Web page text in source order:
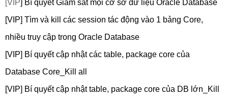
[VIP] Bí quyết Giám sát mọi cơ sở dữ liệu Oracle Database
[VIP] Tìm và kill các session tác động vào 1 bảng Core,
nhiều truy cập trong Oracle Database
[VIP] Bí quyết cập nhật các table, package core của
Database Core_Kill all
[VIP] Bí quyết cập nhật table, package core của DB lớn_Kill